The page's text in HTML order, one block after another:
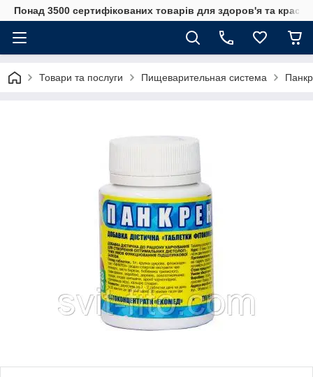
Понад 3500 сертифікованих товарів для здоров'я та краси
Товари та послуги Пищеварительная система